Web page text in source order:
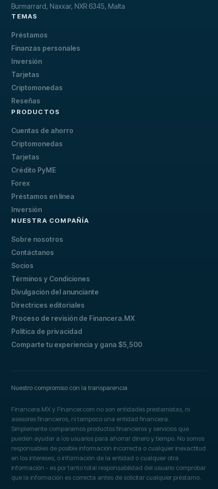
Burmarrard, Naxxar, NXR 6345, Malta
TEMAS
Préstamos
Finanzas personales
Inversión
Tarjetas
Criptomonedas
Reseñas
PRODUCTOS
Cuentas de ahorro
Criptomonedas
Tarjetas
Crédito PyME
Forex
Préstamos en línea
Inversión
NUESTRA COMPAÑÍA
Sobre nosotros
Contáctanos
Socios
Términos y Condiciones
Divulgación del anunciante
Directrices editoriales
Proceso de revisión de Financera.MX
Política de privacidad
Comparte tu experiencia y gana $5,500
Nuestro compromiso con la transparencia
Financera.MX y Financer.com no son entidades prestamistas, ni
asesores financieros, ni tampoco una entidad financiera.
Simplemente comparamos productos financieros y servicios que
pueden ayudar a los usuarios para ahorrar dinero y tiempo. No somos
responsables de posible información incorrecta o cualquier inexactitud
en los intereses, o información de la entidad o cualquier otra
información - es por tanto total responsabilidad del usuario comprobar
que la información es correcta antes de solicitar cualquier préstamo.